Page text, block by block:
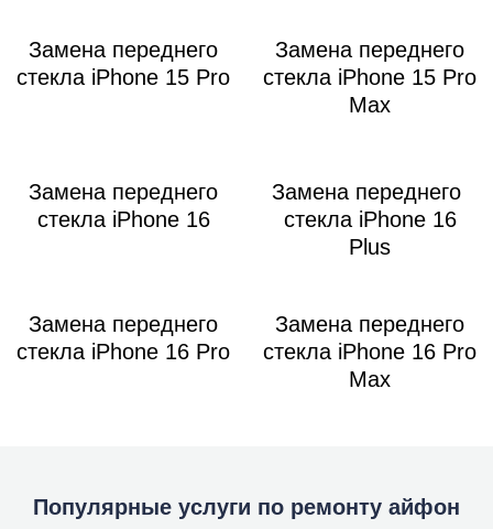
Замена переднего
стекла iPhone 15 Pro
Замена переднего
стекла iPhone 15 Pro
Max
Замена переднего
стекла iPhone 16
Замена переднего
стекла iPhone 16
Plus
Замена переднего
стекла iPhone 16 Pro
Замена переднего
стекла iPhone 16 Pro
Max
Популярные услуги по ремонту айфон